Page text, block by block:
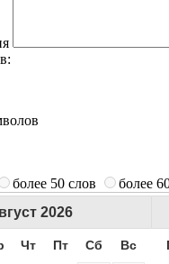
более 50 слов
более
2026
Чт Пт Сб
Вс